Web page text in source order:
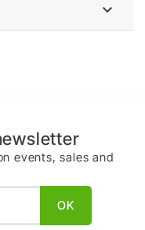

events, sales and